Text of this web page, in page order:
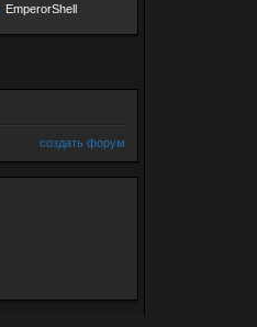
EmperorShell
создать форум